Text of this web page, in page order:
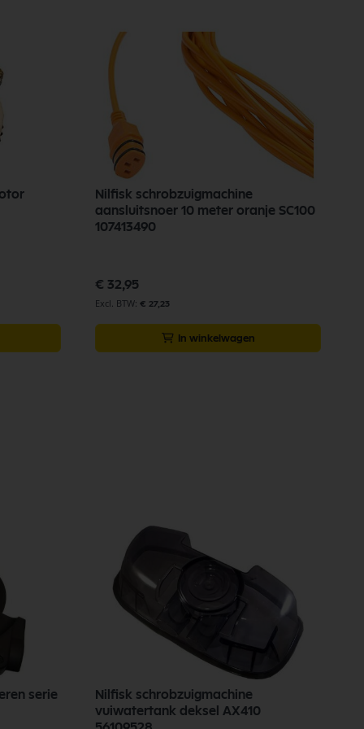
Nilfisk schrobzuigmachine
aansluitsnoer 10 meter oranje SC100
107413490
€ 32,95
€ 27,23
In winkelwagen
serie
Nilfisk schrobzuigmachine
vuiwatertank deksel AX410